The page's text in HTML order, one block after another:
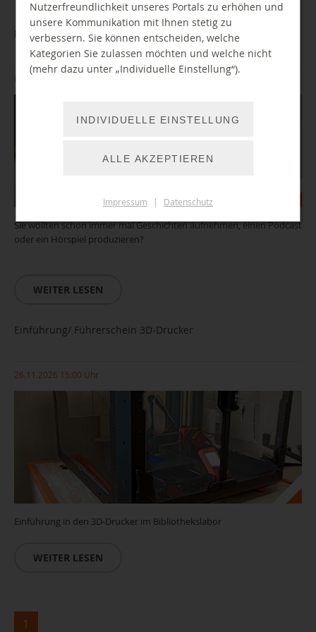
BibLab: Einführung AudioStudio
03.11.2026 10:00 Uhr
Sie wollten schon immer mal Geschichten aufnehmen, einen Podcast
oder ein Hörspiel produzieren?
WEITER LESEN
Einführung/ Führerschein 3D-Drucker
26.11.2026 15:00 Uhr
Einführung in den 3D-Drucker im Bibliothekslabor
WEITER LESEN
1
Nutzerfreundlichkeit unseres Portals zu erhöhen und
unsere Kommunikation mit Ihnen stetig zu
verbessern. Sie können entscheiden, welche
Kategorien Sie zulassen möchten und welche nicht
(mehr dazu unter „Individuelle Einstellung“).
INDIVIDUELLE EINSTELLUNG
ALLE AKZEPTIEREN
Impressum | Datenschutz